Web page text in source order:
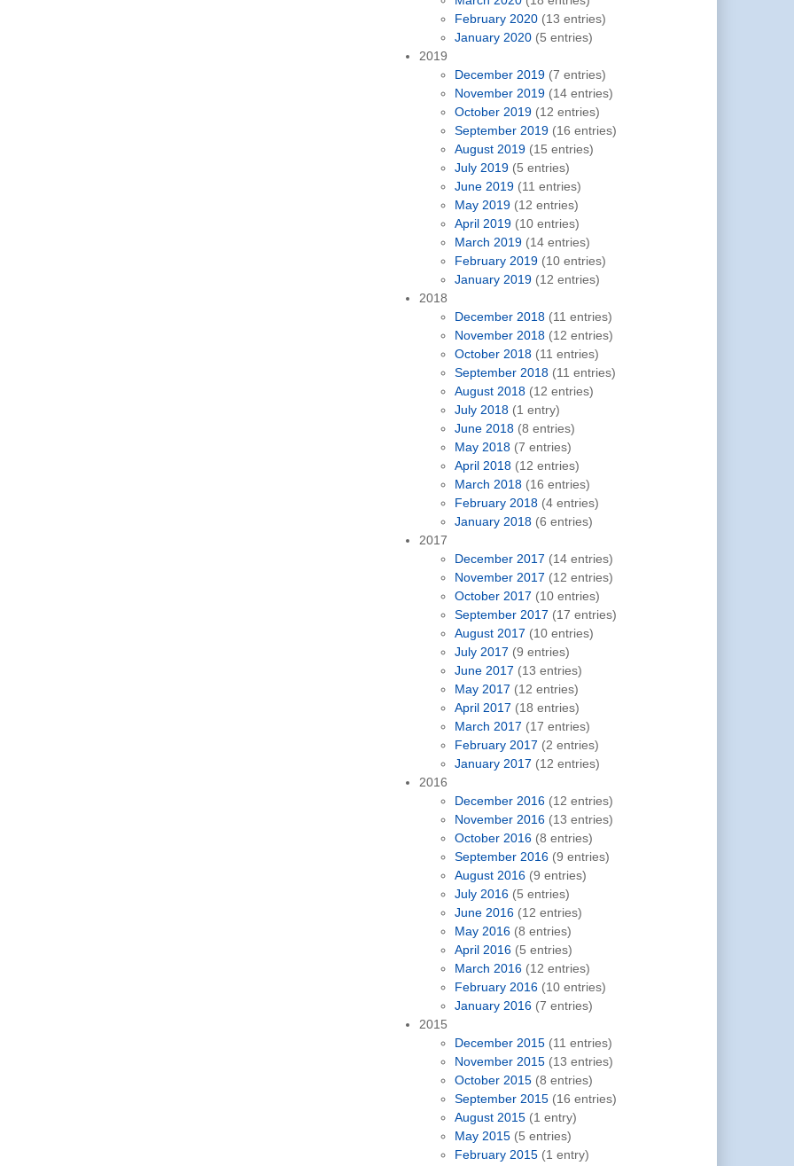
February 2020 (13 entries)
January 2020 (5 entries)
2019
December 2019 (7 entries)
November 2019 (14 entries)
October 2019 (12 entries)
September 2019 (16 entries)
August 2019 (15 entries)
July 2019 (5 entries)
June 2019 (11 entries)
May 2019 (12 entries)
April 2019 (10 entries)
March 2019 (14 entries)
February 2019 (10 entries)
January 2019 (12 entries)
2018
December 2018 (11 entries)
November 2018 (12 entries)
October 2018 (11 entries)
September 2018 (11 entries)
August 2018 (12 entries)
July 2018 (1 entry)
June 2018 (8 entries)
May 2018 (7 entries)
April 2018 (12 entries)
March 2018 (16 entries)
February 2018 (4 entries)
January 2018 (6 entries)
2017
December 2017 (14 entries)
November 2017 (12 entries)
October 2017 (10 entries)
September 2017 (17 entries)
August 2017 (10 entries)
July 2017 (9 entries)
June 2017 (13 entries)
May 2017 (12 entries)
April 2017 (18 entries)
March 2017 (17 entries)
February 2017 (2 entries)
January 2017 (12 entries)
2016
December 2016 (12 entries)
November 2016 (13 entries)
October 2016 (8 entries)
September 2016 (9 entries)
August 2016 (9 entries)
July 2016 (5 entries)
June 2016 (12 entries)
May 2016 (8 entries)
April 2016 (5 entries)
March 2016 (12 entries)
February 2016 (10 entries)
January 2016 (7 entries)
2015
December 2015 (11 entries)
November 2015 (13 entries)
October 2015 (8 entries)
September 2015 (16 entries)
August 2015 (1 entry)
May 2015 (5 entries)
February 2015 (1 entry)